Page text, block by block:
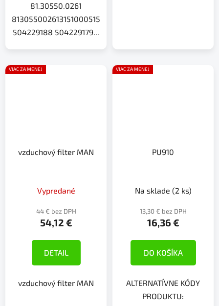
81.30550.0261
813055002613151000515
504229188 504229179...
VIAC ZA MENEJ
vzduchový filter MAN
Vypredané
44 € bez DPH
54,12 €
DETAIL
vzduchový filter MAN
VIAC ZA MENEJ
PU910
Na sklade (2 ks)
13,30 € bez DPH
16,36 €
DO KOŠÍKA
ALTERNATÍVNE KÓDY
PRODUKTU: